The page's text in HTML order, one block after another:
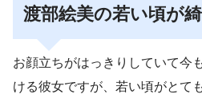
渡部絵美の若い頃が
お顔立ちがはっきりしていて今
ける彼女ですが、若い頃がとて